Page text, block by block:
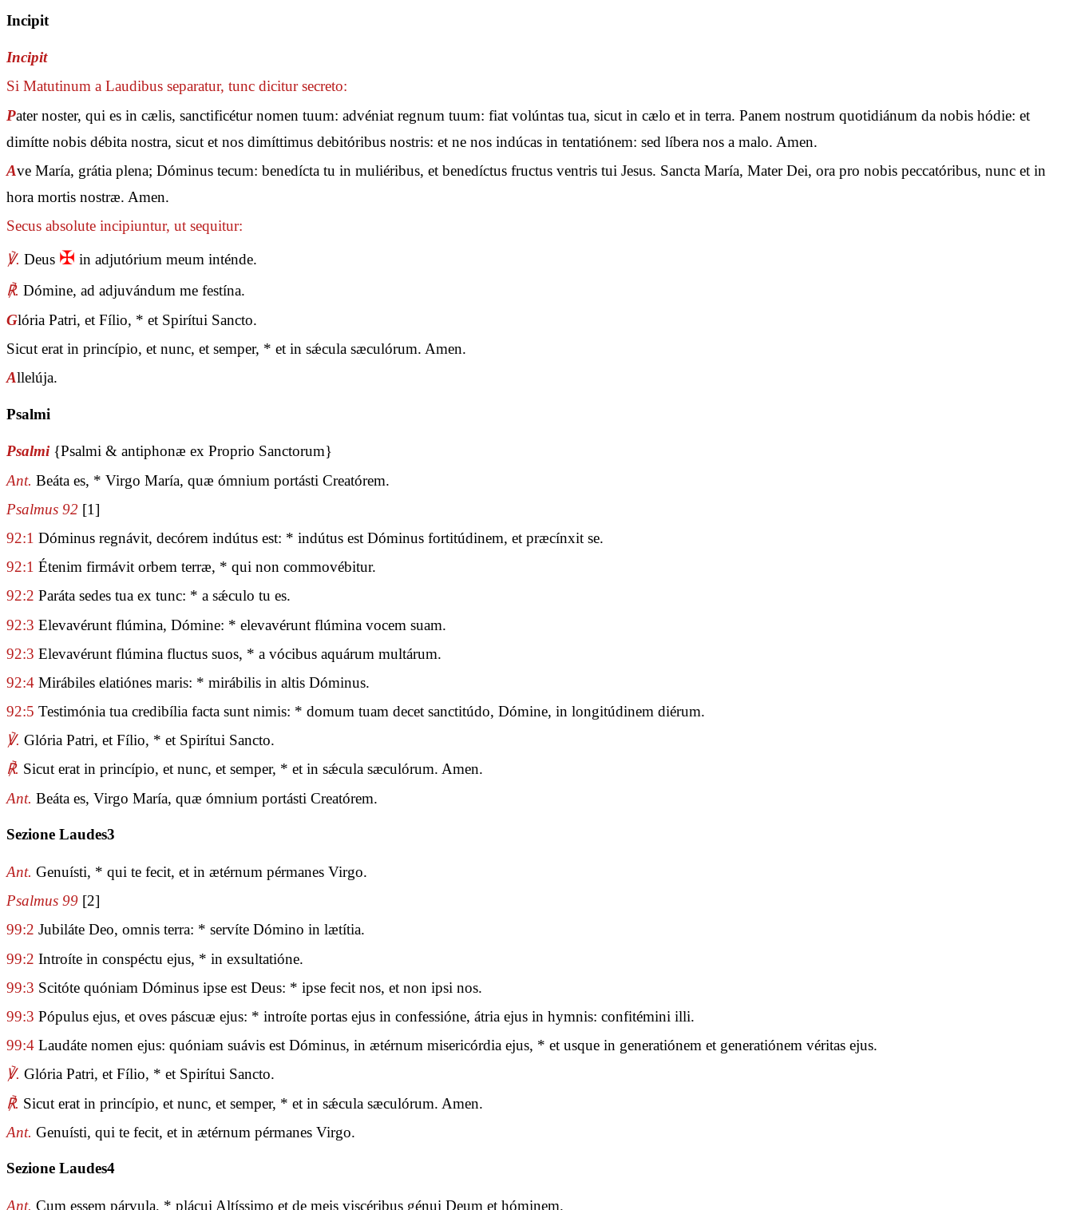
Incipit
Incipit
Si Matutinum a Laudibus separatur, tunc dicitur secreto:
Pater noster, qui es in cælis, sanctificétur nomen tuum: advéniat regnum tuum: fiat volúntas tua, sicut in cælo et in terra. Panem nostrum quotidiánum da nobis hódie: et
dimítte nobis débita nostra, sicut et nos dimíttimus debitóribus nostris: et ne nos indúcas in tentatiónem: sed líbera nos a malo. Amen.
Ave María, grátia plena; Dóminus tecum: benedícta tu in muliéribus, et benedíctus fructus ventris tui Jesus. Sancta María, Mater Dei, ora pro nobis peccatóribus, nunc et in
hora mortis nostræ. Amen.
Secus absolute incipiuntur, ut sequitur:
℣. Deus ✠ in adjutórium meum inténde.
℟. Dómine, ad adjuvándum me festína.
Glória Patri, et Fílio, * et Spirítui Sancto.
Sicut erat in princípio, et nunc, et semper, * et in sǽcula sæculórum. Amen.
Allelúja.
Psalmi
Psalmi {Psalmi & antiphonæ ex Proprio Sanctorum}
Ant. Beáta es, * Virgo María, quæ ómnium portásti Creatórem.
Psalmus 92 [1]
92:1 Dóminus regnávit, decórem indútus est: * indútus est Dóminus fortitúdinem, et præcínxit se.
92:1 Étenim firmávit orbem terræ, * qui non commovébitur.
92:2 Paráta sedes tua ex tunc: * a sǽculo tu es.
92:3 Elevavérunt flúmina, Dómine: * elevavérunt flúmina vocem suam.
92:3 Elevavérunt flúmina fluctus suos, * a vócibus aquárum multárum.
92:4 Mirábiles elatiónes maris: * mirábilis in altis Dóminus.
92:5 Testimónia tua credibília facta sunt nimis: * domum tuam decet sanctitúdo, Dómine, in longitúdinem diérum.
℣. Glória Patri, et Fílio, * et Spirítui Sancto.
℟. Sicut erat in princípio, et nunc, et semper, * et in sǽcula sæculórum. Amen.
Ant. Beáta es, Virgo María, quæ ómnium portásti Creatórem.
Sezione Laudes3
Ant. Genuísti, * qui te fecit, et in ætérnum pérmanes Virgo.
Psalmus 99 [2]
99:2 Jubiláte Deo, omnis terra: * servíte Dómino in lætítia.
99:2 Introíte in conspéctu ejus, * in exsultatióne.
99:3 Scitóte quóniam Dóminus ipse est Deus: * ipse fecit nos, et non ipsi nos.
99:3 Pópulus ejus, et oves páscuæ ejus: * introíte portas ejus in confessióne, átria ejus in hymnis: confitémini illi.
99:4 Laudáte nomen ejus: quóniam suávis est Dóminus, in ætérnum misericórdia ejus, * et usque in generatiónem et generatiónem véritas ejus.
℣. Glória Patri, et Fílio, * et Spirítui Sancto.
℟. Sicut erat in princípio, et nunc, et semper, * et in sǽcula sæculórum. Amen.
Ant. Genuísti, qui te fecit, et in ætérnum pérmanes Virgo.
Sezione Laudes4
Ant. Cum essem párvula, * plácui Altíssimo et de meis viscéribus génui Deum et hóminem.